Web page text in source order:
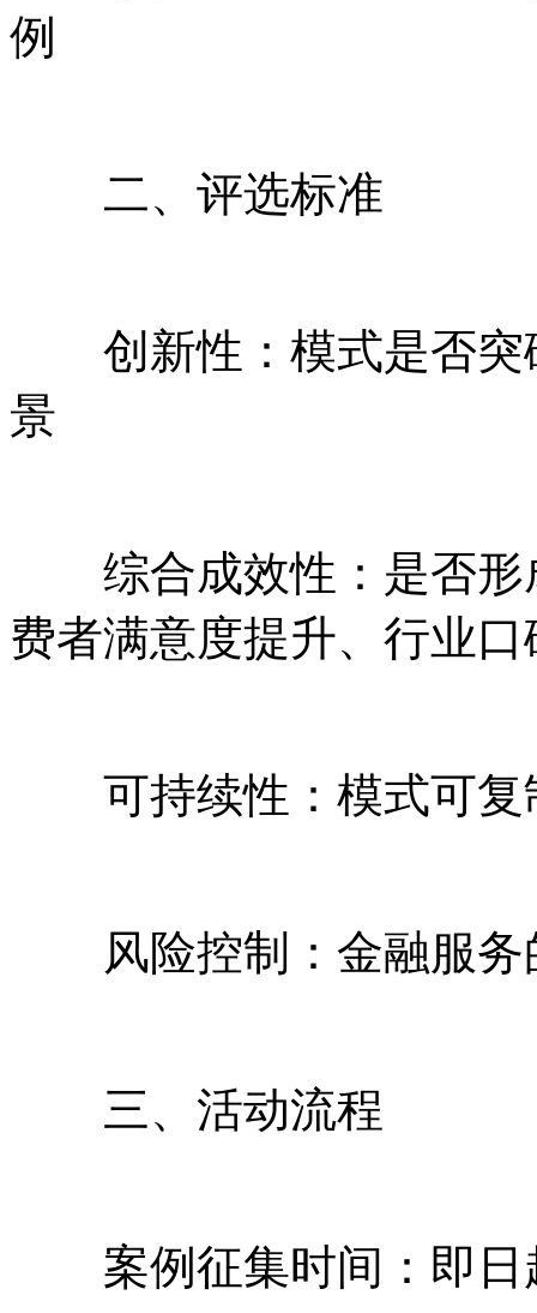
例
二、评选标准‌
创新性‌：模式是否突
景
综合成效性‌：是否形
费者满意度提升、行业
可持续性‌：模式可复
风险控制‌：金融服务
三、活动流程
案例征集时间：即日